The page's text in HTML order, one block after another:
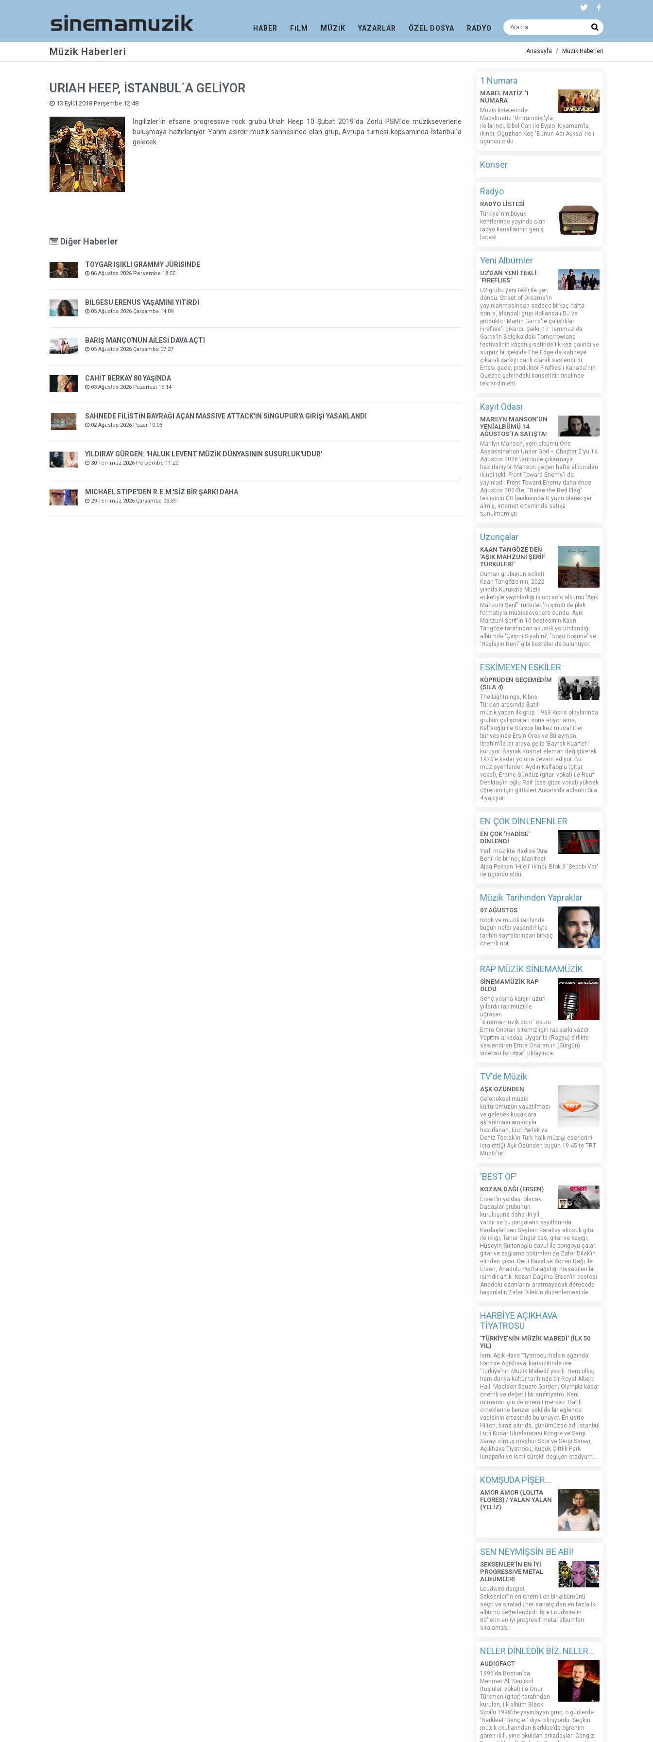
HABER FİLM MÜZİK YAZARLAR ÖZEL DOSYA RADYO
Müzik Haberleri Anasayfa Müzik Haberleri
URIAH HEEP, İSTANBUL´A GELİYOR
13 Eylül 2018 Perşembe 12:48
İngilizler´in efsane progressive rock grubu Uriah Heep 10 Şubat 2019´da Zorlu PSM´de müzikseverlerle
buluşmaya hazırlanıyor. Yarım asırdır müzik sahnesinde olan grup, Avrupa turnesi kapsamında İstanbul´a
gelecek.
Diğer Haberler
TOYGAR IŞIKLI GRAMMY JÜRİSİNDE
06 Ağustos 2026 Perşembe 18:55
BİLGESU ERENUS YAŞAMINI YİTİRDİ
05 Ağustos 2026 Çarşamba 14:09
BARIŞ MANÇO'NUN AİLESİ DAVA AÇTI
05 Ağustos 2026 Çarşamba 07:27
CAHİT BERKAY 80 YAŞINDA
03 Ağustos 2026 Pazartesi 16:14
SAHNEDE FİLİSTİN BAYRAĞI AÇAN MASSIVE ATTACK'İN SİNGUPUR'A GİRİŞİ YASAKLANDI
02 Ağustos 2026 Pazar 10:03
YILDIRAY GÜRGEN: 'HALUK LEVENT MÜZİK DÜNYASININ SUSURLUK'UDUR'
30 Temmuz 2026 Perşembe 11:20
MICHAEL STIPE'DEN R.E.M.'SİZ BİR ŞARKI DAHA
29 Temmuz 2026 Çarşamba 06:39
1 Numara
MABEL MATİZ '1
NUMARA
Müzik listelerinde
Mabelmatiz ‘Umrumdışı'yla
ile birinci, Sibel Can ile Eypio 'Kıyamam'la
ikinci, Oğuzhan Koç 'Bunun Adı Aşksa' ile i
üçüncü oldu.
Konser
Radyo
RADYO LİSTESİ
Türkiye´nin büyük
kentlerinde yayında olan
radyo kanallarının geniş
listesi
Yeni Albümler
U2'DAN YENİ TEKLİ:
'FIREFLIES'
U2 grubu yeni tekli ile geri
döndü. Street of Dreams'in
yayınlanmasından sadece birkaç hafta
sonra, İrlandalı grup Hollandalı DJ ve
prodüktör Martin Garrix'le çalıştıkları
Fireflies'ı çıkardı. Şarkı, 17 Temmuz'da
Garrix'in Belçika'daki Tomorrowland
festivalinin kapanış setinde ilk kez çalındı ​​ve
sürpriz bir şekilde The Edge de sahneye
çıkarak şarkıyı canlı olarak seslendirdi.
Ertesi gece, prodüktör Fireflies'ı Kanada'nın
Quebec şehrindeki konserinin finalinde
tekrar dinletti.
Kayıt Odası
MARILYN MANSON'UN
YENİALBÜMÜ 14
AĞUSTOS'TA SATIŞTA!
Marilyn Manson, yeni albümü One
Assassination Under God – Chapter 2'yu 14
Ağustos 2026 tarihinde çıkarmaya
hazırlanıyor. Manson geçen hafta albümden
ikinci tekli Front Toward Enemy'i de
yayınladı. Front Toward Enemy daha önce
Ağustos 2024’te, “Raise the Red Flag”
teklisinin CD baskısında B yüzü olarak şer
almış, internet ortamında satışa
sunulmamıştı.
Uzunçalar
KAAN TANGÖZE'DEN
'AŞIK MAHZUNİ ŞERİF
TÜRKÜLERİ'
Duman grubunun solisti
Kaan Tangöze'nin, 2022
yılında Kurukafa Müzik
etiketiyle yayınladığı ikinci solo albümü 'Aşık
Mahzuni Şerif' Türküleri'ni şimdi de plak
formatıyla müzikseverlere sundu. Aşık
Mahzuni Şerif'in 10 bestesinin Kaan
Tangöze tarafından akustik yorumlandığı
albümde 'Çeşmi Siyahım', 'Boşu Boşuna' ve
'Haşlayın Beni' gibi besteler de bulunuyor.
ESKİMEYEN ESKİLER
KÖPRÜDEN GEÇEMEDİM
(SILA 4)
The Lightnings, Kıbrıs
Türkleri arasında Batılı
müzik yapan ilk grup. 1963 Kıbrıs olaylarında
grubun çalışmaları sona eriyor ama,
Kalfaoğlu ile Gürsoy bu kez mücahitler
bünyesinde Ersin Örek ve Süleyman
İbrahim’le bir araya gelip ‘Bayrak Kuartet’i
kuruyor. Bayrak Kuartet eleman değiştirerek
1970’e kadar yoluna devam ediyor. Bu
müzisyenlerden Aydın Kalfaoğlu (gitar,
vokal), Erdinç Gündüz (gitar, vokal) ile Rauf
Denktaş’ın oğlu Raif (bas gitar, vokal) yüksek
öğrenim için gittikleri Ankara’da adlarını Sıla
4 yapıyor.
EN ÇOK DİNLENENLER
EN ÇOK 'HADİSE'
DİNLENDİ
Yerli müzikte Hadise 'Ara
Beni' ile birinci, Manifest-
Ajda Pekkan 'Hileli' ikinci, Blok 3 'Sebebi Var'
ile üçüncü oldu.
Müzik Tarihinden Yapraklar
07 AĞUSTOS
Rock ve müzik tarihinde
bugün neler yaşandı? İşte
tarihin sayfalarından birkaç
önemli not:
RAP MÜZİK SİNEMAMÜZİK
SİNEMAMÜZİK RAP
OLDU
Genç yaşına karşın uzun
yıllardır rap müzikle
uğraşan
´sinemamuzik.com´ okuru
Emre Onaran sitemiz için rap şarkı yazdı.
Yapıtını arkadaşı Uygar´la (Ragyu) birlikte
seslendiren Emre Onaran´ın (Sürgün)
videosu fotoğrafı tıklayınca:
TV'de Müzik
AŞK ÖZÜNDEN
Geleneksel müzik
kültürümüzün yaşatılması
ve gelecek kuşaklara
aktarılması amacıyla
hazırlanan, Erol Parlak ve
Deniz Toprak’ın Türk halk müziği eserlerini
icra ettiği Aşk Özünden bugün 19.45'te TRT
Müzik'te.
'BEST OF'
KOZAN DAĞI (ERSEN)
Ersen’in yoldaşı olacak
Dadaşlar grubunun
kuruluşuna daha iki yıl
vardır ve bu parçaların kayıtlarında
Kardaşlar’dan Seyhan Karabay akustik gitar
ile ıklığı, Taner Öngür bas, gitar ve kaşığı,
Hüseyin Sultanoğlu davul ile bongoyu çalar;
gitar ve bağlama bölümleri de Zafer Dilek’in
elinden çıkar. Derli Kaval ve Kozan Dağı ile
Ersen, Anadolu Pop’ta ağırlığı hissedilen bir
isimdir artık. Kozan Dağı’na Ersen’in bestesi
Anadolu ozanlarını aratmayacak derecede
başarılıdır; Zafer Dilek’in düzenlemesi de.
HARBİYE AÇIKHAVA
TİYATROSU
'TÜRKİYE'NİN MÜZİK MABEDİ' (İLK 50
YIL)
İsmi Açık Hava Tiyatrosu; halkın ağzında
Harbiye Açıkhava; kartvizitinde ise
‘Türkiye’nin Müzik Mabedi’ yazılı. Hem ülke,
hem dünya kültür tarihinde bir Royal Albert
Hall, Madison Square Garden, Olympia kadar
önemli ve değerli bir amfitiyatro. Kent
mimarisi için de önemli merkez. Batılı
örneklerine benzer şekilde bir eğlence
vadisinin ortasında bulunuyor. En üstte
Hilton, biraz altında, günümüzde adı İstanbul
Lütfi Kırdar Uluslararası Kongre ve Sergi
Sarayı olmuş meşhur Spor ve Sergi Sarayı,
Açıkhava Tiyatrosu, Küçük Çiftlik Park
lunaparkı ve ismi sürekli değişen stadyum…
KOMŞUDA PİŞER...
AMOR AMOR (LOLITA
FLORES) / YALAN YALAN
(YELİZ)
SEN NEYMİŞSİN BE ABİ!
SEKSENLER'İN EN İYİ
PROGRESSIVE METAL
ALBÜMLERİ
Loudwire dergisi,
Seksenler'in en önemli on bir albümünü
seçti ve sıraladı; her sanatçıdan en fazla iki
albümü değerlendirdi. İşte Loudwire'ın
80'lerin en iyi progresif metal albümleri
sıralaması:
NELER DİNLEDİK BİZ, NELER...
AUDIOFACT
1996’da Boston’da
Mehmet Ali Sanlıkol
(tuşlular, vokal) ile Onur
Türkmen (gitar) tarafından
kurulan, ilk albüm Black
Spot’u 1998’de yayınlayan grup, o günlerde
‘Berkleeli Gençler’ diye biliniyordu. Seçkin
müzik okullarından Berklee’de öğrenim
gören ikili, yine okuldan arkadaşları Cengiz